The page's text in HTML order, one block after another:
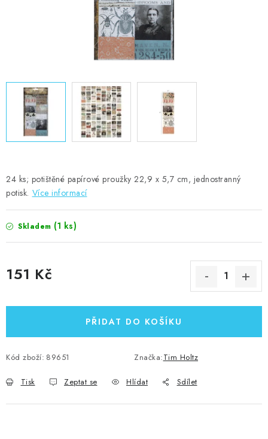
Moje objednávka
Obchodní podmínky
Podmínky ochrany osobních údajů
Ověřování recenzí
24 ks; potištěné papírové proužky 22,9 x 5,7 cm, jednostranný
potisk. Více informací
Skladem (1 ks)
151 Kč
PŘIDAT DO KOŠÍKU
Kód zboží: 89651 Značka:Tim Holtz
Tisk Zeptat se Hlídat Sdílet